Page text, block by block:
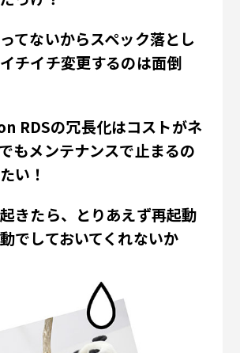
てないからスペック落とし
イチイチ変更するのは面倒
RDSの冗長化はコストがネ
でもメンテナンスで止まるの
い！
きたら、とりあえず再起動
でしておいてくれないか